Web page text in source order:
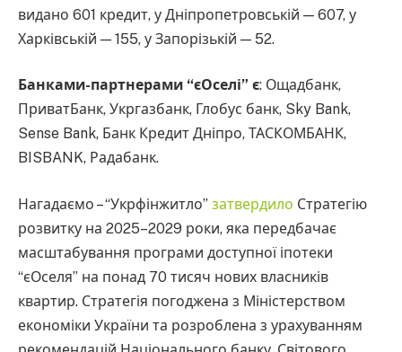
видано 601 кредит, у Дніпропетровській — 607, у
Харківській — 155, у Запорізькій — 52.
Банками-партнерами “єОселі” є: Ощадбанк,
ПриватБанк, Укргазбанк, Глобус банк, Sky Bank,
Sense Bank, Банк Кредит Дніпро, ТАСКОМБАНК,
BISBANK, Радабанк.
Нагадаємо – “Укрфінжитло” затвердило Стратегію
розвитку на 2025–2029 роки, яка передбачає
масштабування програми доступної іпотеки
“єОселя” на понад 70 тисяч нових власників
квартир. Стратегія погоджена з Міністерством
економіки України та розроблена з урахуванням